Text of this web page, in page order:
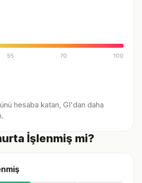
55 70 100
hesaba katan, GI'dan daha
İşlenmiş mi?